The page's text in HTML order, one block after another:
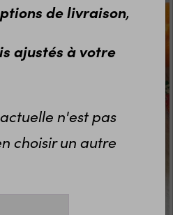
de livraison,
ajustés à votre
n'est pas
choisir un autre